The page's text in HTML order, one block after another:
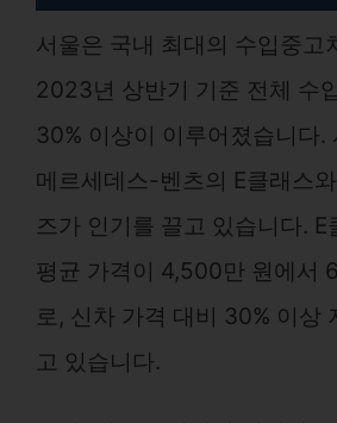
서울은 국내 최대의 수입중고
2023년 상반기 기준 전체 수
30% 이상이 이루어졌습니다.
메르세데스-벤츠의 E클래스
즈가 인기를 끌고 있습니다. E
평균 가격이 4,500만 원에서
로, 신차 가격 대비 30% 이상
고 있습니다.